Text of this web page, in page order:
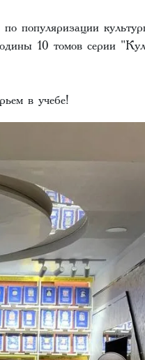
популяризации
10 томов серии
в учебе!